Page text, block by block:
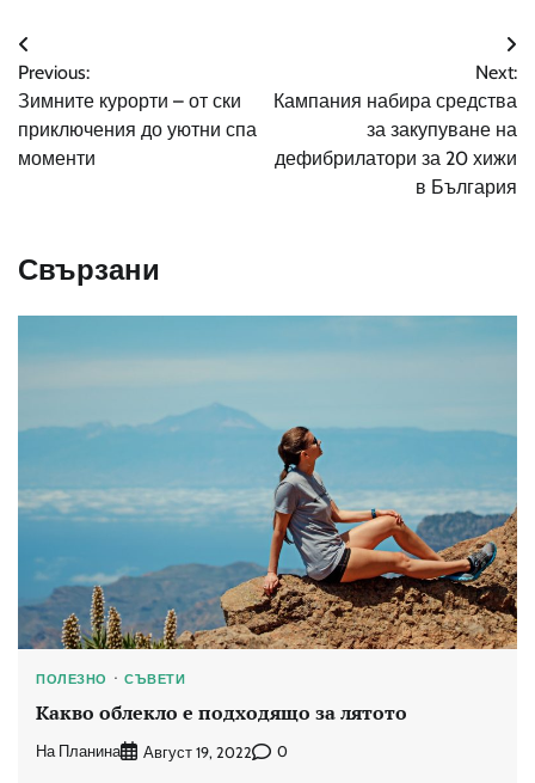
Навигация
Previous:
Зимните курорти – от ски
приключения до уютни спа
моменти
Next:
Кампания набира средства
за закупуване на
дефибрилатори за 20 хижи
в България
Свързани
ПОЛЕЗНО СЪВЕТИ
Какво облекло е подходящо за лятото
На Планина Август 19, 2022 0